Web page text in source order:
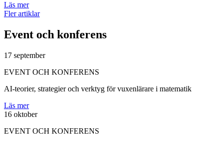
Läs mer
Fler artiklar
Event och konferens
17 september
EVENT OCH KONFERENS
AI-teorier, strategier och verktyg för vuxenlärare i matematik
Läs mer
16 oktober
EVENT OCH KONFERENS